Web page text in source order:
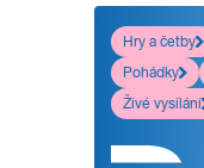
Hry a četby
Pohádky
Živé vysílání